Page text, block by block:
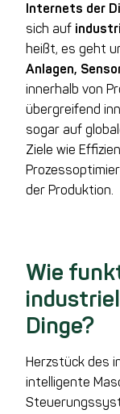
Internets der
sich auf
heißt, es geht
Anlagen,
innerhalb von
übergreifend
sogar auf
Ziele wie
der Produktion.
Wie
Dinge?
Herzstück des
intelligente